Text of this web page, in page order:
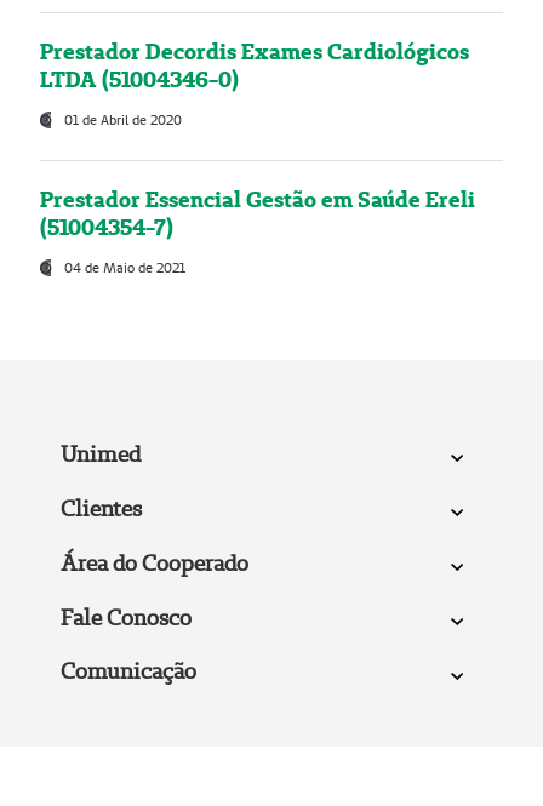
Prestador Decordis Exames Cardiológicos
LTDA (51004346-0)
01 de Abril de 2020
Prestador Essencial Gestão em Saúde Ereli
(51004354-7)
04 de Maio de 2021
Unimed
Clientes
Área do Cooperado
Fale Conosco
Comunicação